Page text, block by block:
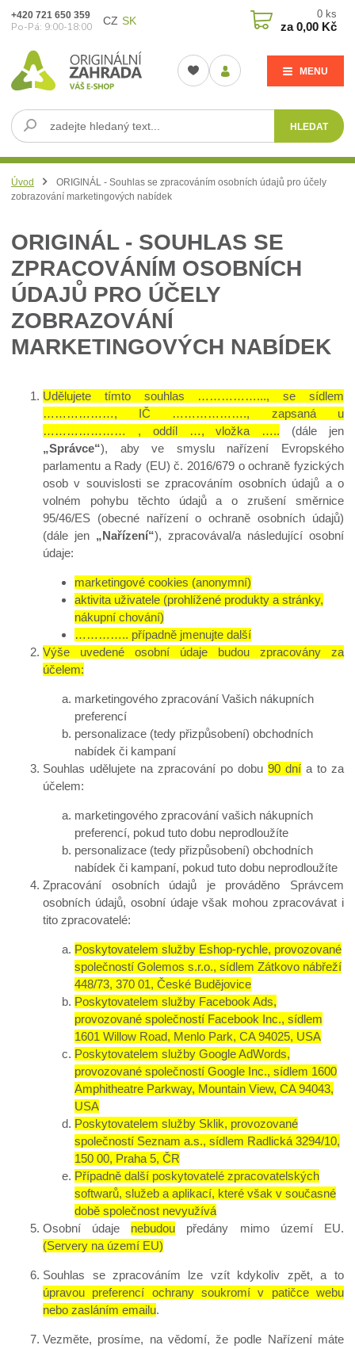
CZ SK
MENU
HLEDAT
+420 721 650 359
Po-Pá: 9:00-18:00
0 ks
za0,00 Kč
Úvod
ORIGINÁL - Souhlas se zpracováním osobních údajů pro účely
zobrazování marketingových nabídek
ORIGINÁL - SOUHLAS SE
ZPRACOVÁNÍM OSOBNÍCH
ÚDAJŮ PRO ÚČELY
ZOBRAZOVÁNÍ
MARKETINGOVÝCH NABÍDEK
Udělujete tímto souhlas ……………..., se sídlem
………………, IČ ………………., zapsaná u
………………… , oddíl …, vložka ….. (dále jen
„Správce“), aby ve smyslu nařízení Evropského
parlamentu a Rady (EU) č. 2016/679 o ochraně fyzických
osob v souvislosti se zpracováním osobních údajů a o
volném pohybu těchto údajů a o zrušení směrnice
95/46/ES (obecné nařízení o ochraně osobních údajů)
(dále jen „Nařízení“), zpracovával/a následující osobní
údaje:
marketingové cookies (anonymní)
aktivita uživatele (prohlížené produkty a stránky,
nákupní chování)
………….. případně jmenujte další
Výše uvedené osobní údaje budou zpracovány za
účelem:
marketingového zpracování Vašich nákupních
preferencí
personalizace (tedy přizpůsobení) obchodních
nabídek či kampaní
Souhlas udělujete na zpracování po dobu 90 dnía to za
účelem:
marketingového zpracování vašich nákupních
preferencí, pokud tuto dobu neprodloužíte
personalizace (tedy přizpůsobení) obchodních
nabídek či kampaní, pokud tuto dobu neprodloužíte
Zpracování osobních údajů je prováděno Správcem
osobních údajů, osobní údaje však mohou zpracovávat i
tito zpracovatelé:
Poskytovatelem služby Eshop-rychle, provozované
společností Golemos s.r.o., sídlem Zátkovo nábřeží
448/73, 370 01, České Budějovice
Poskytovatelem služby Facebook Ads,
provozované společností Facebook Inc., sídlem
1601 Willow Road, Menlo Park, CA 94025, USA
Poskytovatelem služby Google AdWords,
provozované společností Google Inc., sídlem 1600
Amphitheatre Parkway, Mountain View, CA 94043,
USA
Poskytovatelem služby Sklik, provozované
společností Seznam a.s., sídlem Radlická 3294/10,
150 00, Praha 5, ČR
Případně další poskytovatelé zpracovatelských
softwarů, služeb a aplikací, které však v současné
době společnost nevyužívá
Osobní údaje nebudou předány mimo území EU.
(Servery na území EU)
Souhlas se zpracováním lze vzít kdykoliv zpět, a to
úpravou preferencí ochrany soukromí v patičce webu
nebo zasláním emailu.
Vezměte, prosíme, na vědomí, že podle Nařízení máte